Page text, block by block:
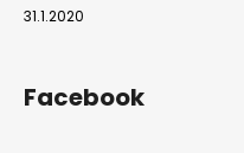
31.1.2020
Facebook